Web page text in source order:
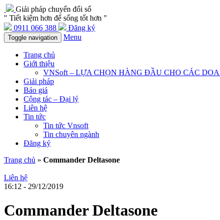
Giải pháp chuyển đổi số
" Tiết kiệm hơn để sống tốt hơn "
0911 066 388
Đăng ký
Toggle navigation Menu
Trang chủ
Giới thiệu
VNSoft – LỰA CHỌN HÀNG ĐẦU CHO CÁC
Giải pháp
Báo giá
Cộng tác – Đại lý
Liên hệ
Tin tức
Tin tức Vnsoft
Tin chuyên ngành
Đăng ký
Trang chủ » Commander Deltasone
Liên hệ
16:12 - 29/12/2019
Commander Deltasone